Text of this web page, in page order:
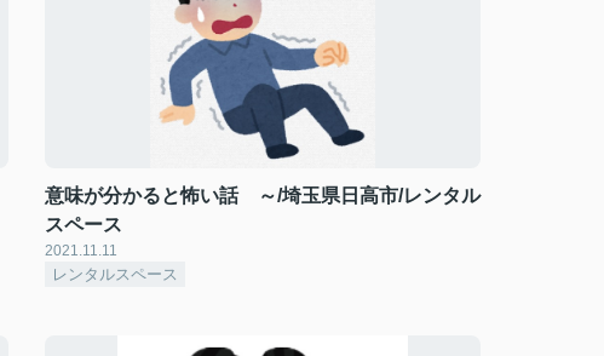
意味が分かると怖い話 ～/埼玉県日高市/レンタル
スペース
2021.11.11
レンタルスペース